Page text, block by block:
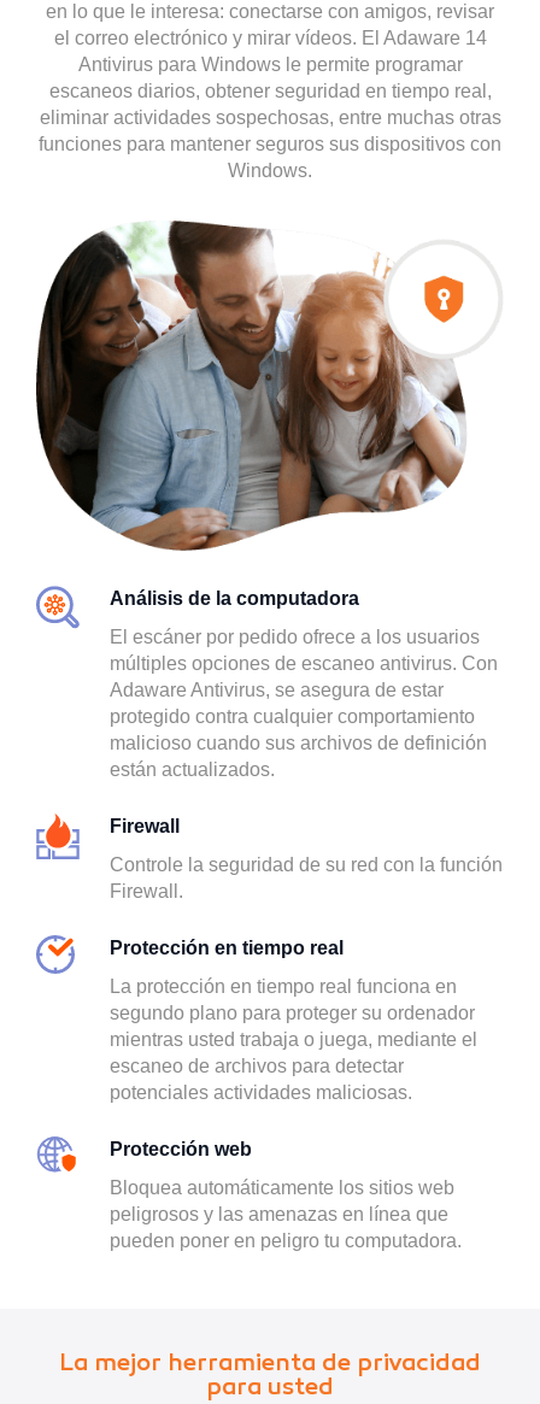
en lo que le interesa: conectarse con amigos, revisar
el correo electrónico y mirar vídeos. El Adaware 14
Antivirus para Windows le permite programar
escaneos diarios, obtener seguridad en tiempo real,
eliminar actividades sospechosas, entre muchas otras
funciones para mantener seguros sus dispositivos con
Windows.
Análisis de la computadora
El escáner por pedido ofrece a los usuarios
múltiples opciones de escaneo antivirus. Con
Adaware Antivirus, se asegura de estar
protegido contra cualquier comportamiento
malicioso cuando sus archivos de definición
están actualizados.
Firewall
Controle la seguridad de su red con la función
Firewall.
Protección en tiempo real
La protección en tiempo real funciona en
segundo plano para proteger su ordenador
mientras usted trabaja o juega, mediante el
escaneo de archivos para detectar
potenciales actividades maliciosas.
Protección web
Bloquea automáticamente los sitios web
peligrosos y las amenazas en línea que
pueden poner en peligro tu computadora.
La mejor herramienta de privacidad
para usted